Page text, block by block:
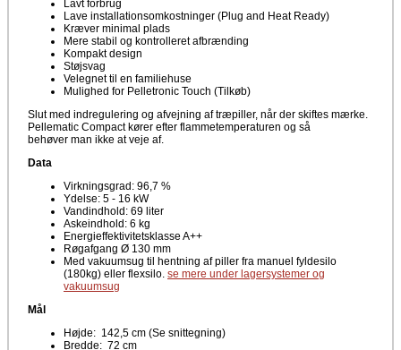
Lavt forbrug
Lave installationsomkostninger (Plug and Heat Ready)
Kræver minimal plads
Mere stabil og kontrolleret afbrænding
Kompakt design
Støjsvag
Velegnet til en familiehuse
Mulighed for Pelletronic Touch (Tilkøb)
Slut med indregulering og afvejning af træpiller, når der skiftes mærke.
Pellematic Compact kører efter flammetemperaturen og så
behøver man ikke at veje af.
Data
Virkningsgrad: 96,7 %
Ydelse: 5 - 16 kW
Vandindhold: 69 liter
Askeindhold: 6 kg
Energieffektivitetsklasse A++
Røgafgang Ø 130 mm
Med vakuumsug til hentning af piller fra manuel fyldesilo
(180kg) eller flexsilo. se mere under lagersystemer og
vakuumsug
Mål
Højde: 142,5 cm (Se snittegning)
Bredde: 72 cm